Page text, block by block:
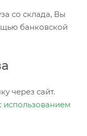
со склада, Вы
банковской
через сайт.